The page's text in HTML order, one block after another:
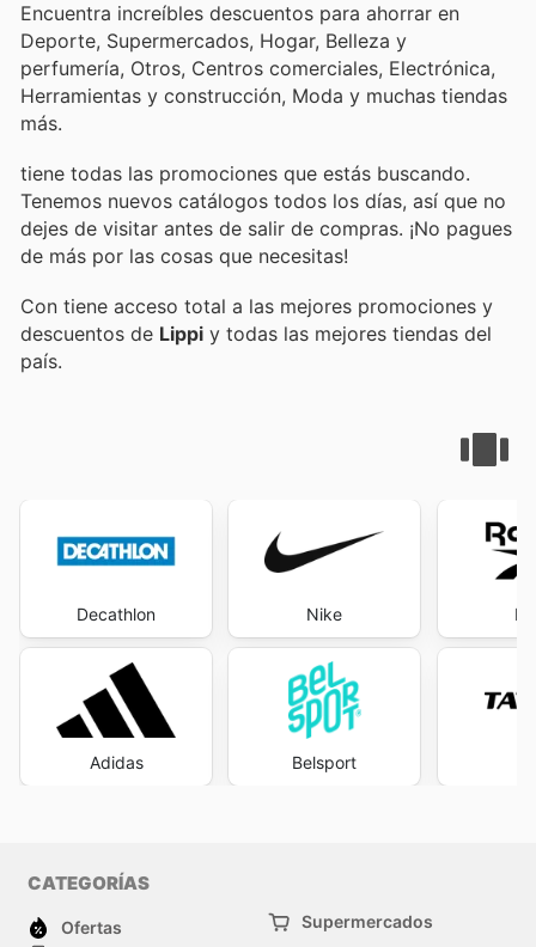
Encuentra increíbles descuentos para ahorrar en
Deporte, Supermercados, Hogar, Belleza y
perfumería, Otros, Centros comerciales, Electrónica,
Herramientas y construcción, Moda y muchas tiendas
más.
tiene todas las promociones que estás buscando.
Tenemos nuevos catálogos todos los días, así que no
dejes de visitar antes de salir de compras. ¡No pagues
de más por las cosas que necesitas!
Con tiene acceso total a las mejores promociones y
descuentos de Lippi y todas las mejores tiendas del
país.
Decathlon
Adidas
Nike
Belsport
CATEGORÍAS
Ofertas
Supermercados